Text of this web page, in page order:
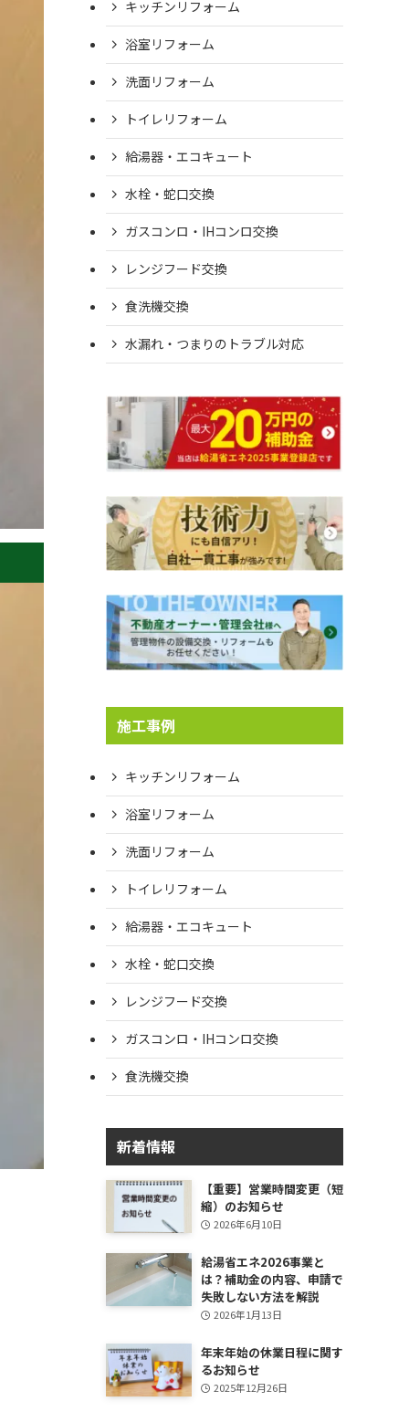
キッチンリフォーム
浴室リフォーム
洗面リフォーム
トイレリフォーム
給湯器・エコキュート
水栓・蛇口交換
ガスコンロ・IHコンロ交換
レンジフード交換
食洗機交換
水漏れ・つまりのトラブル対応
施工事例
キッチンリフォーム
浴室リフォーム
洗面リフォーム
トイレリフォーム
給湯器・エコキュート
水栓・蛇口交換
レンジフード交換
ガスコンロ・IHコンロ交換
食洗機交換
新着情報
【重要】営業時間変更（短
縮）のお知らせ
2026年6月10日
給湯省エネ2026事業と
は？補助金の内容、申請で
失敗しない方法を解説
2026年1月13日
年末年始の休業日程に関す
るお知らせ
2025年12月26日